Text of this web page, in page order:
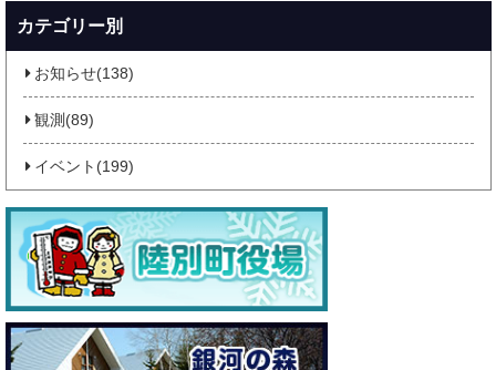
カテゴリー別
お知らせ(138)
観測(89)
イベント(199)